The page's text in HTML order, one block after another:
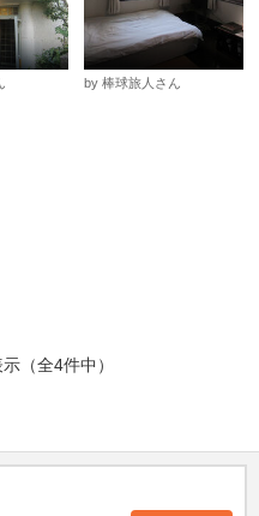
by 棒球旅人さん
（全4件中）